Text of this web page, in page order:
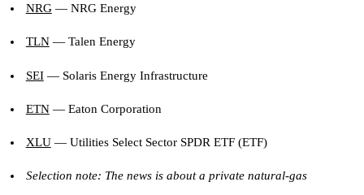
NRG— NRG Energy
TLN— Talen Energy
SEI— Solaris Energy Infrastructure
ETN— Eaton Corporation
XLU— Utilities Select Sector SPDR ETF (ETF)
Selection note: The news is about a private natural-gas